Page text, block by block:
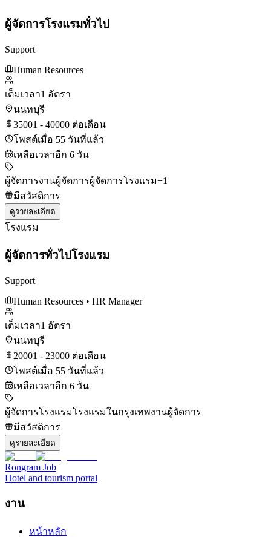
ผู้จัดการโรงแรมทั่วไป
Support
Human Resources
เต็มเวลา1 อัตรา
นนทบุรี
35001 - 40000 ต่อเดือน
โพสต์เมื่อ 55 วันที่แล้ว
เหลือเวลาอีก 6 วัน
ผู้จัดการงานผู้จัดการผู้จัดการโรงแรม+1
มีสวัสดิการ
ดูรายละเอียด
โรงแรม
ผู้จัดการทั่วไปโรงแรม
Support
Human Resources • HR Manager
เต็มเวลา1 อัตรา
นนทบุรี
20001 - 23000 ต่อเดือน
โพสต์เมื่อ 55 วันที่แล้ว
เหลือเวลาอีก 6 วัน
ผู้จัดการโรงแรมโรงแรมในกรุงเทพงานผู้จัดการ
มีสวัสดิการ
ดูรายละเอียด
Rongram Job
Hotel and tourism portal
งาน
หน้าหลัก